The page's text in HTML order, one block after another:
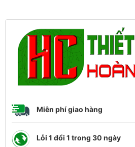
Miễn phí giao hàng
Lỗi 1 đổi 1 trong 30 ngày